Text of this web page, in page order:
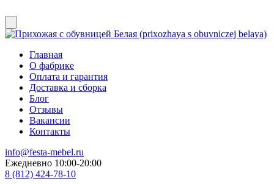
Главная
О фабрике
Оплата и гарантия
Доставка и сборка
Блог
Отзывы
Вакансии
Контакты
info@festa-mebel.ru
Ежедневно 10:00-20:00
8 (812) 424-78-10